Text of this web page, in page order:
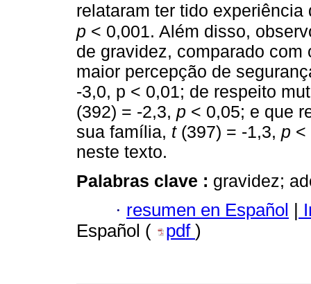
relataram ter tido experiência
p < 0,001. Além disso,
de gravidez, comparado
maior percepção de
-3,0, p < 0,01; de respeito
(392) = -2,3, p < 0,05; e que
sua família, t(397) = -1,3, p <
neste texto.
Palabras clave : gravidez;
· resumen en Español
Español (
pdf )